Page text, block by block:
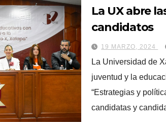
La UX abre
candidatos
19 MARZO, 2024
La Universidad de
juventud y la
“Estrategias y
candidatas y